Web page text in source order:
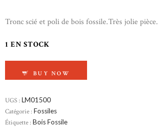
Tronc scié et poli de bois fossile.Très jolie pièce.
1 EN STOCK
BUY NOW
UGS : LM01500
Catégorie : Fossiles
Étiquette : Bois Fossile